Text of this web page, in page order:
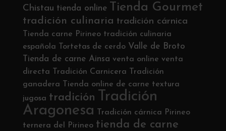
Chistau tienda online Tienda Gourmet
tradición culinaria tradición cárnica
Tienda carne Pirineo tradición culinaria
española
Tortetas de cerdo Valle de Broto
Tienda de carne Ainsa venta online venta
directa
Tradición Carnicera
Tradición
ganadera
Tienda online de carne textura
jugosa tradición
Tradición
Aragonesa
Tradición cárnica Pirineo
ternera del Pirineo tienda de carne